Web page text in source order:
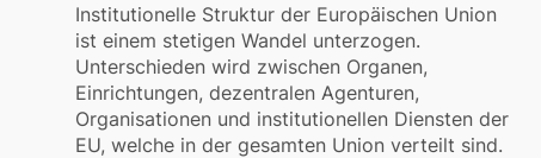
Institutionelle Struktur der Europäischen Union
ist einem stetigen Wandel unterzogen.
Unterschieden wird zwischen Organen,
Einrichtungen, dezentralen Agenturen,
Organisationen und institutionellen Diensten der
EU, welche in der gesamten Union verteilt sind.